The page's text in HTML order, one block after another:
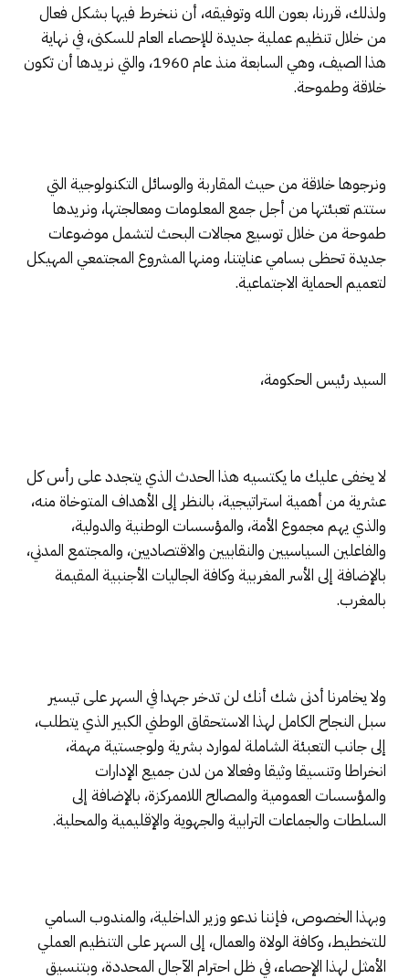
ولذلك، قررنا، بعون الله وتوفيقه، أن ننخرط فيها بشكل فعال
من خلال تنظيم عملية جديدة للإحصاء العام للسكنى، في نهاية
هذا الصيف، وهي السابعة منذ عام 1960، والتي نريدها أن تكون
خلاقة وطموحة.
ونرجوها خلاقة من حيث المقاربة والوسائل التكنولوجية التي
ستتم تعبئتها من أجل جمع المعلومات ومعالجتها، ونريدها
طموحة من خلال توسيع مجالات البحث لتشمل موضوعات
جديدة تحظى بسامي عنايتنا، ومنها المشروع المجتمعي المهيكل
لتعميم الحماية الاجتماعية.
السيد رئيس الحكومة،
لا يخفى عليك ما يكتسيه هذا الحدث الذي يتجدد على رأس كل
عشرية من أهمية استراتيجية، بالنظر إلى الأهداف المتوخاة منه،
والذي يهم مجموع الأمة، والمؤسسات الوطنية والدولية،
والفاعلين السياسيين والنقابيين والاقتصاديين، والمجتمع المدني،
بالإضافة إلى الأسر المغربية وكافة الجاليات الأجنبية المقيمة
بالمغرب.
ولا يخامرنا أدنى شك أنك لن تدخر جهدا في السهر على تيسير
سبل النجاح الكامل لهذا الاستحقاق الوطني الكبير الذي يتطلب،
إلى جانب التعبئة الشاملة لموارد بشرية ولوجستية مهمة،
انخراطا وتنسيقا وثيقا وفعالا من لدن جميع الإدارات
والمؤسسات العمومية والمصالح اللاممركزة، بالإضافة إلى
السلطات والجماعات الترابية والجهوية والإقليمية والمحلية.
وبهذا الخصوص، فإننا ندعو وزير الداخلية، والمندوب السامي
للتخطيط، وكافة الولاة والعمال، إلى السهر على التنظيم العملي
الأمثل لهذا الإحصاء، في ظل احترام الآجال المحددة، وبتنسيق